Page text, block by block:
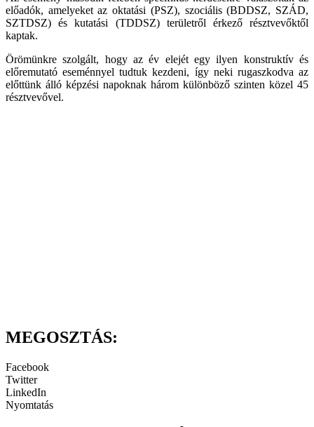
előadók, amelyeket az oktatási (PSZ), szociális (BDDSZ, SZÁD,
SZTDSZ) és kutatási (TDDSZ) területről érkező résztvevőktől
kaptak.
Örömünkre szolgált, hogy az év elejét egy ilyen konstruktív és
előremutató eseménnyel tudtuk kezdeni, így neki rugaszkodva az
előttünk álló képzési napoknak három különböző szinten közel 45
résztvevővel.
MEGOSZTÁS:
Facebook
Twitter
LinkedIn
Nyomtatás